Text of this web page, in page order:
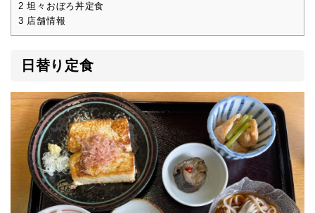
2 坦々おぼろ丼定食
3 店舗情報
日替り定食